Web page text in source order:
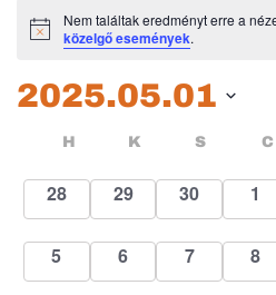
Notice
Nem találtak eredményt erre a
közelgő események.
2025.05.01
kiválasztása.
Események
naptár
H HÉTFŐ
K KEDD
S C
0
események
28
0
események
29
0
események
30
0
1
0
események
5
0
események
6
0
események
7
0
8